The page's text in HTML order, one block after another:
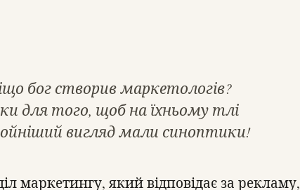
бог створив маркетологів?
для того, щоб на їхньому тлі
вигляд мали синоптики!
маркетингу, який відповідає за рекламу,